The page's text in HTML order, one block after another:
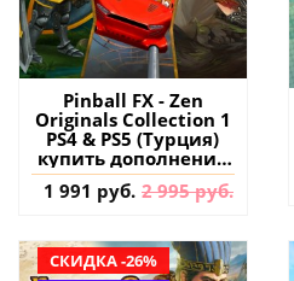
Pinball FX - Zen
Originals Collection 1
PS4 & PS5 (Турция)
купить дополнение
на аккаунт
1 991 руб. 2 995 руб.
СКИДКА -26%